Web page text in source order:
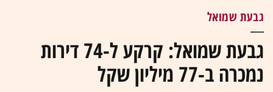
גבעת שמואל
גבעת שמואל: קרקע ל-74 דירות
נמכרה ב-77 מיליון שקל